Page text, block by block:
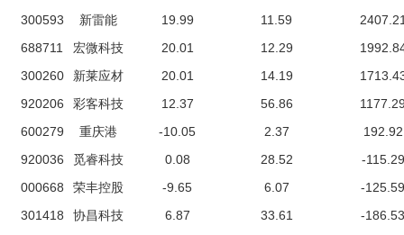
300593
新雷能 19.99 11.59
688711
宏微科技 20.01 12.29
300260
新莱应材 20.01 14.19
920206
彩客科技 12.37 56.86
600279
重庆港 -10.05 2.37
192.92
920036
觅睿科技 0.08 28.52
-115.29
000668
荣丰控股 -9.65 6.07
-
301418
协昌科技 6.87 33.61
-